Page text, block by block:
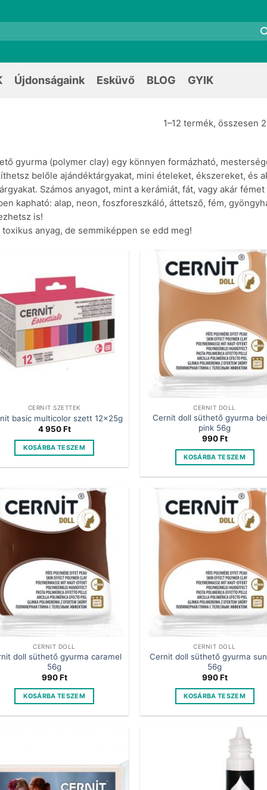
Újdonságaink Esküvő BLOG GYIK
1–12 termék, összesen
gyurma (polymer clay) egy könnyen formázható,
belőle ajándéktárgyakat, mini ételeket, ékszereket, és
Számos anyagot, mint a kerámiát, fát, vagy akár
kapható: alap, neon, foszforeszkáló, áttetsző, fém,
is!
toxikus anyag, de semmiképpen se edd meg!
CERNIT SZETTEK
basic multicolor szett 12x25g
4 950Ft
KOSÁRBA TESZEM
CERNIT DOLL
Cernit doll süthető gyurma
pink 56g
990Ft
KOSÁRBA TESZEM
CERNIT DOLL
doll süthető gyurma caramel
56g
990Ft
KOSÁRBA TESZEM
CERNIT DOLL
Cernit doll süthető gyurma
56g
990Ft
KOSÁRBA TESZEM